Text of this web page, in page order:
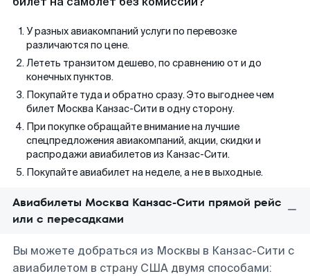
У разных авиакомпаний услуги по перевозке
различаются по цене.
Лететь транзитом дешево, по сравнению от и до
конечных пунктов.
Покупайте туда и обратно сразу. Это выгоднее чем
билет Москва Канзас-Сити в одну сторону.
При покупке обращайте внимание на лучшие
спецпредложения авиакомпаний, акции, скидки и
распродажи авиабилетов из Канзас-Сити.
Покупайте авиабилет на неделе, а не в выходные.
Авиабилеты Москва Канзас-Сити прямой рейс
или с пересадками
Вы можете добраться из Москвы в Канзас-Сити с
авиабилетом в страну США двумя способами: